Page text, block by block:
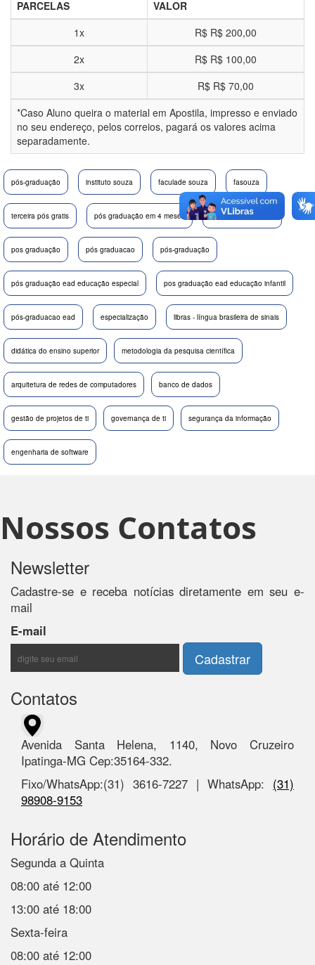
PARCELAS
VALOR
1x
R$ R$ 200,00
2x
R$ R$ 100,00
3x
R$ R$ 70,00
*Caso Aluno queira o material em Apostila, impresso e enviado
no seu endereço, pelos correios, pagará os valores acima
separadamente.
pós-graduação instituto souza faculade souza fasouza
terceira pós gratis pós graduação em 4 meses pos graduação aba
pos graduação pós graduacao pós-graduação
pós graduação ead educação especial pos graduação ead educação infantil
pós-graduacao ead especialização libras - língua brasileira de sinais
didática do ensino superior metodologia da pesquisa científica
arquitetura de redes de computadores banco de dados
gestão de projetos de ti governança de ti segurança da informação
engenharia de software
Nossos Contatos
Newsletter
Cadastre-se e receba notícias diretamente em seu e-
mail
E-mail
Contatos
Avenida Santa Helena, 1140, Novo Cruzeiro
Ipatinga-MG Cep:35164-332.
Fixo/WhatsApp:(31) 3616-7227 | WhatsApp: (31)
98908-9153
Horário de Atendimento
Segunda a Quinta
08:00 até 12:00
13:00 até 18:00
Sexta-feira
08:00 até 12:00